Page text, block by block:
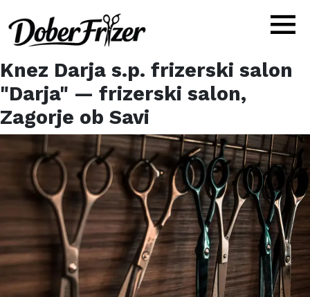
Knez Darja s.p. frizerski salon
"Darja" — frizerski salon,
Zagorje ob Savi